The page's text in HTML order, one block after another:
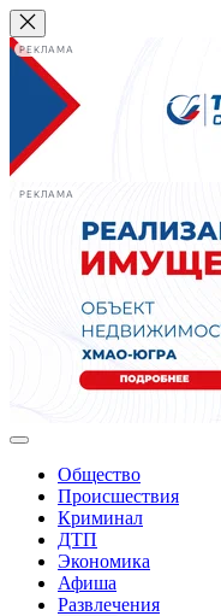
РЕКЛАМА
РЕКЛАМА
Общество
Происшествия
Криминал
ДТП
Экономика
Афиша
Развлечения